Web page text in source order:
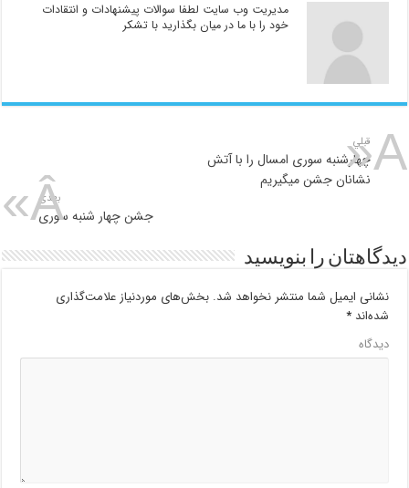
مدیریت وب سایت لطفا سوالات پیشنهادات و انتقادات
خود را با ما در میان بگذارید با تشکر
قبلي
چهارشنبه سوری امسال را با آتش
نشانان جشن میگیریم
بعدی
جشن چهار شنبه سوری
دیدگاهتان را بنویسید
نشانی ایمیل شما منتشر نخواهد شد. بخش‌های موردنیاز علامت‌گذاری
شده‌اند*
دیدگاه